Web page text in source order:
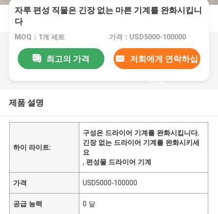
자루 편성 직물은 긴장 없는 마른 기계를 완화시킵니
다
MOQ：1개 세트 가격：USD5000-100000
최고의 가격 저희에게 연락하십
시오
제품 설명
하이 라이트:
구성은 드라이어 기계를 완화시킵니다,
긴장 없는 드라이어 기계를 완화시키세
요
,편성물 드라이어 기계
가격 USD5000-100000
공급 능력 0 달